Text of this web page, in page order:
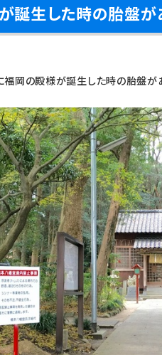
誕生した時の胎盤が
岡の殿様が誕生した時の胎盤が